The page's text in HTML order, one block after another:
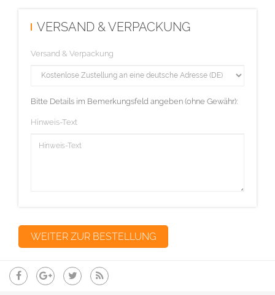
VERSAND & VERPACKUNG
Versand & Verpackung
Bitte Details im Bemerkungsfeld angeben (ohne Gewähr):
Hinweis-Text